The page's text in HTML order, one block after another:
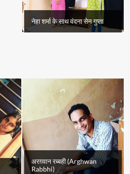
नेहा शर्मा के साथ वंदना सेन गुप्ता
अरग़वान रब्बही (Arghwan
Rabbhi)